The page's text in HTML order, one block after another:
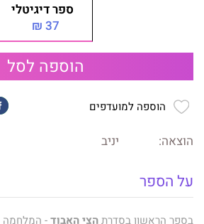
ספר דיגיטלי
37 ₪
הוספה לסל
הוספה למועדפים
הוצאה: יניב
על הספר
בספר הראשון בסדרתהצי האבוד- המלחמה